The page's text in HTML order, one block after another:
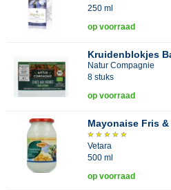
250 ml
op voorraad
Kruidenblokjes
Natur Compagnie
8 stuks
op voorraad
Mayonaise Fris
Vetara
500 ml
op voorraad